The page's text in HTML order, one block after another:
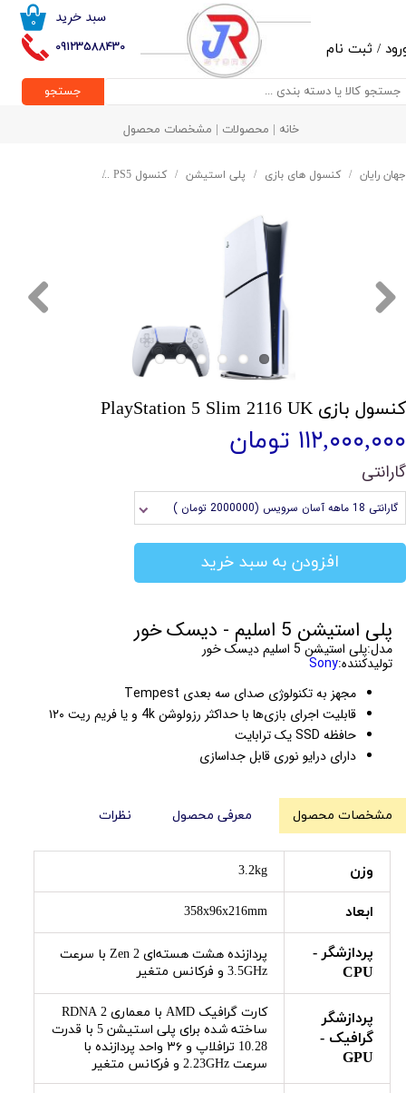
09123588430
۰ سبد خرید
/ ثبت نام
حساب کاربری من
تغییر گذر واژه
جستجو
خانه | محصولات | مشخصات محصول
جهان رایان کنسول های بازی پلی استیشن کنسول PS5
کنسول بازی PlayStation 5 Slim 2116 UK
۱۱۲,۰۰۰,۰۰۰ تومان
گارانتی
گارانتی 18 ماهه آسان سرویس (2000000 تومان )
افزودن به سبد خرید
پلی استیشن 5 اسلیم - دیسک خور
مدل:پلی استیشن 5 اسلیم دیسک خور
تولیدکننده:Sony
مجهز به تکنولوژی صدای سه بعدی Tempest
قابلیت اجرای بازی‌ها با حداکثر رزولوشن 4k و یا فریم ریت ۱۲۰
حافظه SSD یک ترابایت
دارای درایو نوری قابل جداسازی
مشخصات محصول معرفی محصول نظرات
وزن 3.2kg
ابعاد 358x96x216mm
پردازشگر -
CPU
پردازنده هشت هسته‌ای Zen 2 با سرعت
3.5GHz و فرکانس متغیر
پردازشگر
گرافیک -
GPU
کارت گرافیک AMD با معماری RDNA 2
ساخته شده برای پلی استیشن 5 با قدرت
10.28 ترافلاپ و ۳۶ واحد پردازنده با
سرعت 2.23GHz و فرکانس متغیر